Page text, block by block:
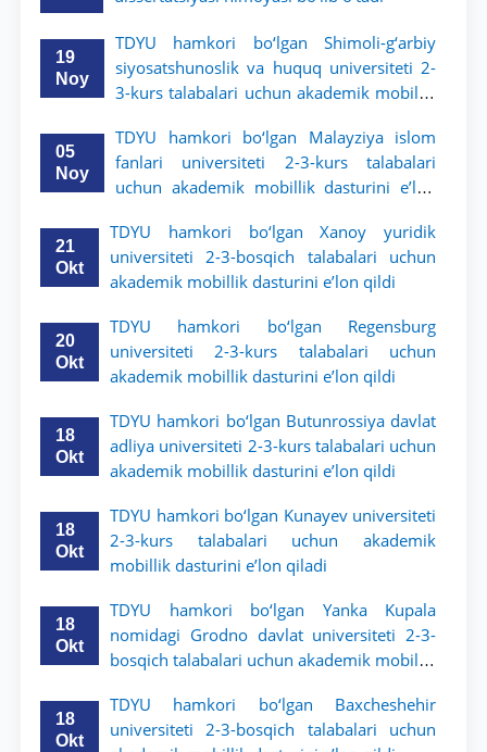
19
Noy
TDYU hamkori bo‘lgan Shimoli-g‘arbiy
siyosatshunoslik va huquq universiteti 2-
3-kurs talabalari uchun akademik mobillik
05
Noy
TDYU hamkori bo‘lgan Malayziya islom
fanlari universiteti 2-3-kurs talabalari
uchun akademik mobillik dasturini e’lon
21
Okt
TDYU hamkori bo‘lgan Xanoy yuridik
universiteti 2-3-bosqich talabalari uchun
akademik mobillik dasturini e’lon qildi
20
Okt
TDYU hamkori bo‘lgan Regensburg
universiteti 2-3-kurs talabalari uchun
akademik mobillik dasturini e’lon qildi
18
Okt
TDYU hamkori bo‘lgan Butunrossiya davlat
adliya universiteti 2-3-kurs talabalari uchun
akademik mobillik dasturini e’lon qildi
18
Okt
TDYU hamkori bo‘lgan Kunayev universiteti
2-3-kurs talabalari uchun akademik
mobillik dasturini e’lon qiladi
18
Okt
TDYU hamkori bo‘lgan Yanka Kupala
nomidagi Grodno davlat universiteti 2-3-
bosqich talabalari uchun akademik mobillik
18
Okt
TDYU hamkori bo‘lgan Baxcheshehir
universiteti 2-3-bosqich talabalari uchun